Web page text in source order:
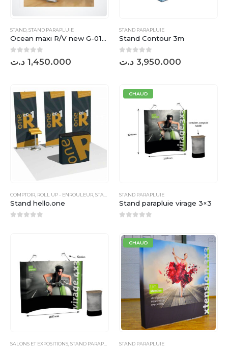
STAND,STAND PARAPLUIE
Ocean maxi R/V new G-0121
sur 51,450.000 د.ت
STAND PARAPLUIE
Stand Contour 3m
sur 53,950.000 د.ت
COMPTOIR ROLL UP - ENROULEUR STAND PARAPLUIE
Stand hello.one
CHAUD
STAND PARAPLUIE
Stand parapluie virage 3×3
SALONS ET EXPOSITIONS STAND PARAPLUIE
CHAUD
STAND PARAPLUIE